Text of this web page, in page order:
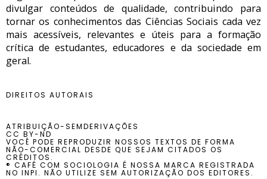
divulgar conteúdos de qualidade, contribuindo para
tornar os conhecimentos das Ciências Sociais cada vez
mais acessíveis, relevantes e úteis para a formação
crítica de estudantes, educadores e da sociedade em
geral.
DIREITOS AUTORAIS
ATRIBUIÇÃO-SEMDERIVAÇÕES
CC BY-ND
VOCÊ PODE REPRODUZIR NOSSOS TEXTOS DE FORMA
NÃO-COMERCIAL DESDE QUE SEJAM CITADOS OS
CRÉDITOS.
® CAFÉ COM SOCIOLOGIA É NOSSA MARCA REGISTRADA
NO INPI. NÃO UTILIZE SEM AUTORIZAÇÃO DOS EDITORES.